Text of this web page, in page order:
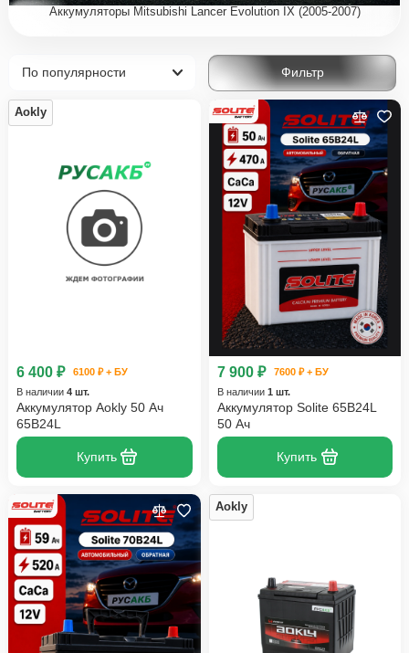
Аккумуляторы Mitsubishi Lancer Evolution IX (2005-2007)
Фильтр
Aokly
6 400 ₽
6100 ₽ + БУ
В наличии 4 шт.
Аккумулятор Aokly 50 Ач
65B24L
Купить
7 900 ₽
7600 ₽ + БУ
В наличии 1 шт.
Аккумулятор Solite 65B24L
50 Ач
Купить
Aokly